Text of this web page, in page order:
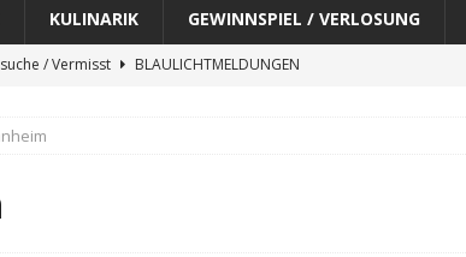
KULINARIK GEWINNSPIEL / VERLOSUNG
/ Vermisst
BLAULICHTMELDUNGEN
/ Vermisst
/ Vermisst